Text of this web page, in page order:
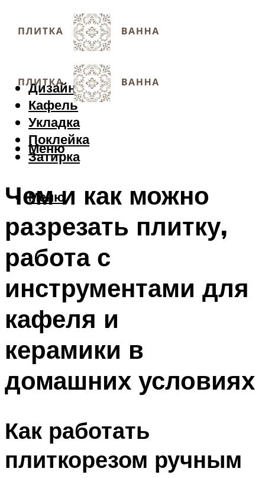
Дизайн
Кафель
Укладка
Поклейка
Затирка
Меню
Меню
Чем и как можно
разрезать плитку,
работа с
инструментами для
кафеля и
керамики в
домашних условиях
Как работать
плиткорезом ручным